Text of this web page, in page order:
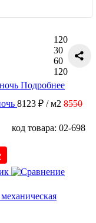
120
30
60
120
Подробнее
8123 ₽ / м2 8550
код товара: 02-698